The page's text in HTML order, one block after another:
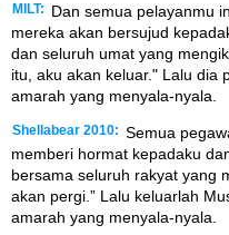
MILT:
Dan semua pelayanmu
mereka akan bersujud
dan seluruh umat yang
itu, aku akan keluar." Lalu dia
amarah yang menyala-nyala.
Shellabear 2010: Semua
memberi hormat kepadaku
bersama seluruh rakyat yang
akan pergi.” Lalu keluarlah
amarah yang menyala-nyala.